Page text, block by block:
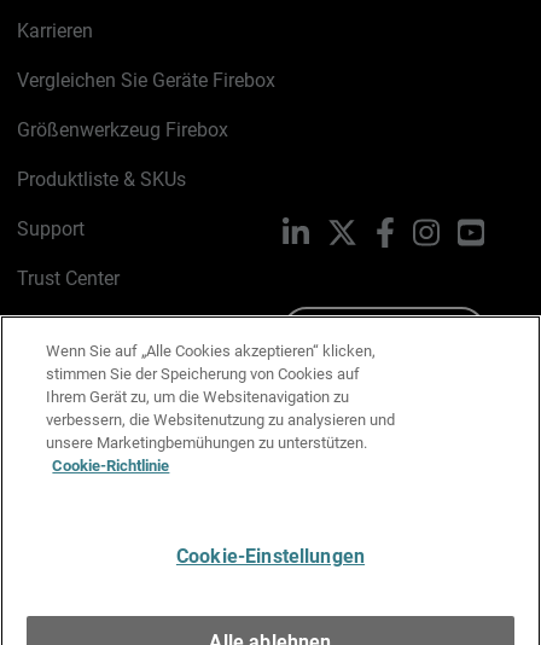
Karrieren
Vergleichen Sie Geräte Firebox
Größenwerkzeug Firebox
Produktliste & SKUs
Support
Trust Center
Cookie-Richtlinie
Datenschutzrichtlinie
Media & Brand Kit
LinkedIn FacebookInstagram
Wenn Sie auf „Alle Cookies akzeptieren“ klicken,
stimmen Sie der Speicherung von Cookies auf
Ihrem Gerät zu, um die Websitenavigation zu
verbessern, die Websitenutzung zu analysieren und
unsere Marketingbemühungen zu unterstützen.
Cookie-Richtlinie
Cookie-Einstellungen